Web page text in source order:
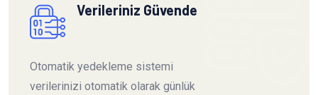
Verileriniz Güvende
Otomatik yedekleme sistemi
verilerinizi otomatik olarak günlük